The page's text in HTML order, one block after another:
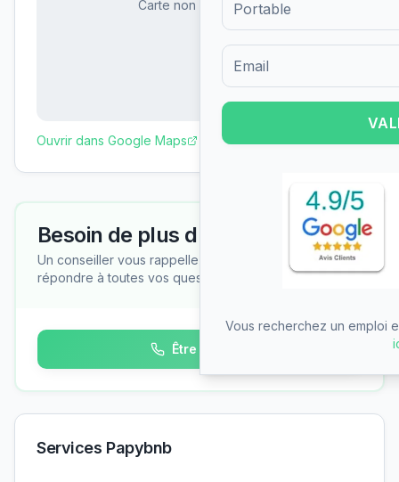
Carte non disponible
Ouvrir dans Google Maps
Besoin de plus d'informations ?
Un conseiller vous rappelle gratuitement pour
répondre à toutes vos questions
Être rappelé
Services Papybnb
Formulaire d'inscription pour
Vous recherchez un emploi